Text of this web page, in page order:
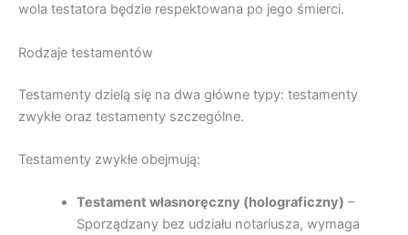
wola testatora będzie respektowana po jego śmierci.
Rodzaje testamentów
Testamenty dzielą się na dwa główne typy: testamenty
zwykłe oraz testamenty szczególne.
Testamenty zwykłe obejmują:
Testament własnoręczny (holograficzny) –
Sporządzany bez udziału notariusza, wymaga